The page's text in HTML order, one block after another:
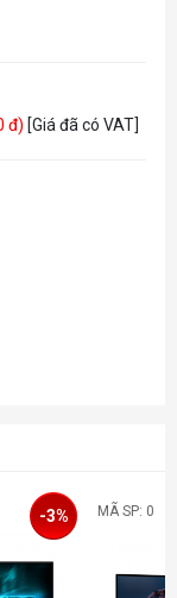
đ) [Giá đã có VAT]
-3% MÃ SP: 0